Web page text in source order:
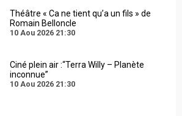
Théâtre « Ca ne tient qu’a un fils » de
Romain Belloncle
10 Aou 2026 21:30
Ciné plein air :“Terra Willy – Planète
inconnue”
10 Aou 2026 21:30